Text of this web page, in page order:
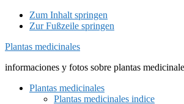
Zum Inhalt springen
Zur Fußzeile springen
Plantas medicinales
informaciones y fotos sobre plantas
Plantas medicinales
Plantas medicinales indice